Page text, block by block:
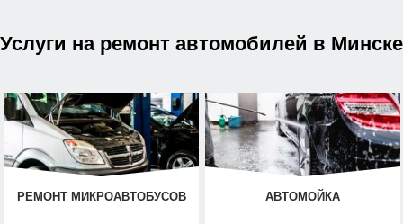
Услуги на ремонт автомобилей в Минске
РЕМОНТ МИКРОАВТОБУСОВ АВТОМОЙКА